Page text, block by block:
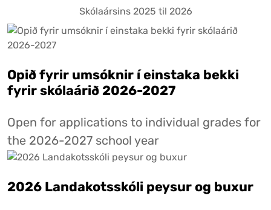
Skólaársins 2025 til 2026
Opið fyrir umsóknir í einstaka bekki
fyrir skólaárið 2026-2027
Open for applications to individual grades for
the 2026-2027 school year
2026 Landakotsskóli peysur og buxur